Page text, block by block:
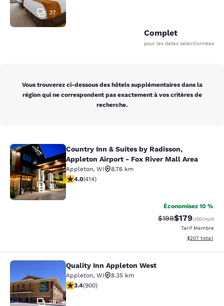
37
Complet
pour les dates sélectionnées
Vous trouverez ci-dessous des hôtels supplémentaires dans la
région qui ne correspondent pas exactement à vos critères de
recherche.
Country Inn & Suites by Radisson,
23
Country Inn & Suites by Radisson,
Appleton Airport - Fox River Mall Area
Appleton, WI
8.76 km
3.96 étoiles. Bien. 414 commentaires
4.0(414)
Économisez 10 %
Tarif barré :
$199Tarif réduit :
$179USD/nuit
Tarif Membre
Afficher les
$207 total
Quality Inn Appleton West
29
Quality Inn Appleton West
Appleton, WI
8.35 km
3.41 étoiles. Bien. 900 commentaires
3.4(900)